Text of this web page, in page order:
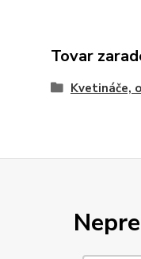
Tovar
Kvetináče,